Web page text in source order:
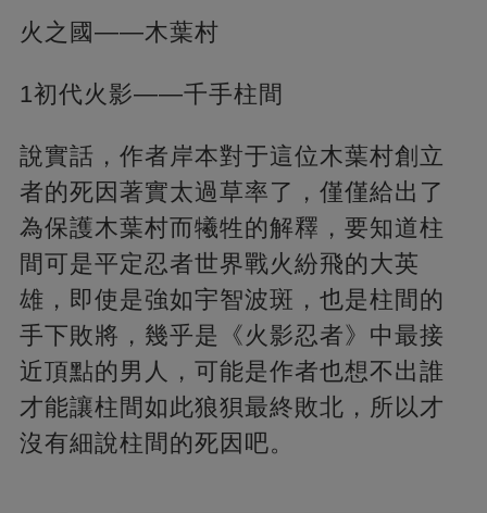
火之國——木葉村
1初代火影——千手柱間
說實話，作者岸本對于這位木葉村創立
者的死因著實太過草率了，僅僅給出了
為保護木葉村而犧牲的解釋，要知道柱
間可是平定忍者世界戰火紛飛的大英
雄，即使是強如宇智波斑，也是柱間的
手下敗將，幾乎是《火影忍者》中最接
近頂點的男人，可能是作者也想不出誰
才能讓柱間如此狼狽最終敗北，所以才
沒有細說柱間的死因吧。